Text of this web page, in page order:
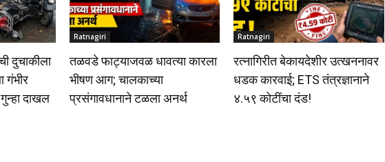
दुचाकीला
गंभीर
दाखल
Ratnagiri
तळवडे फाट्याजवळ धावत्या कारला
भीषण आग; चालकाच्या
प्रसंगावधानाने टळला अनर्थ
Ratnagiri
रत्नागिरीत बेकायदेशीर उत्खननावर
धडक कारवाई; ETS तंत्रज्ञानाने
४.५९ कोटींचा दंड!